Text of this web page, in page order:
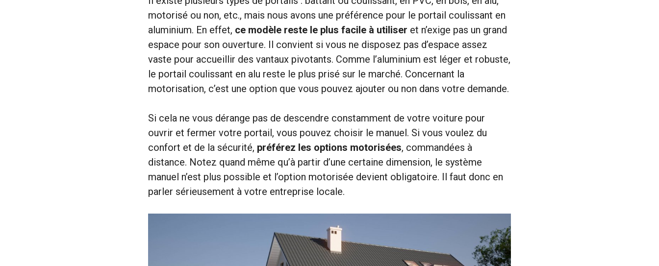
motorisé ou non, etc., mais nous avons une préférence pour le portail coulissant en
aluminium. En effet, ce modèle reste le plus facile à utiliser et n’exige pas un grand
espace pour son ouverture. Il convient si vous ne disposez pas d’espace assez
vaste pour accueillir des vantaux pivotants. Comme l’aluminium est léger et robuste,
le portail coulissant en alu reste le plus prisé sur le marché. Concernant la
motorisation, c’est une option que vous pouvez ajouter ou non dans votre demande.
Si cela ne vous dérange pas de descendre constamment de votre voiture pour
ouvrir et fermer votre portail, vous pouvez choisir le manuel. Si vous voulez du
confort et de la sécurité, préférez les options motorisées, commandées à
distance. Notez quand même qu’à partir d’une certaine dimension, le système
manuel n’est plus possible et l’option motorisée devient obligatoire. Il faut donc en
parler sérieusement à votre entreprise locale.